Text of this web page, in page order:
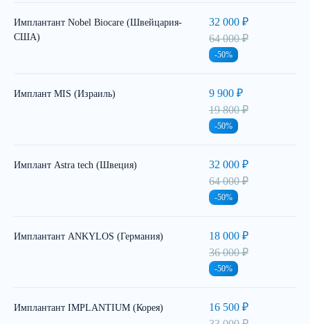
Имплантант Nobel Biocare (Швейцария-
США)
32 000 ₽
64 000 ₽
-50%
Имплант MIS (Израиль)
9 900 ₽
19 800 ₽
-50%
Имплант Astra tech (Швеция)
32 000 ₽
64 000 ₽
-50%
Имплантант ANKYLOS (Германия)
18 000 ₽
36 000 ₽
-50%
Имплантант IMPLANTIUM (Корея)
16 500 ₽